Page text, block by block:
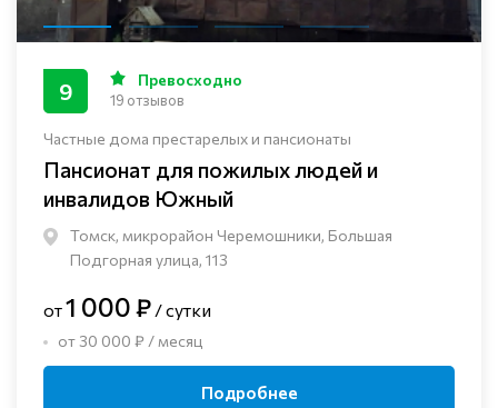
Частные дома престарелых и пансионаты
Пансионат для пожилых людей и
инвалидов Южный
Томск, микрорайон Черемошники, Большая
Подгорная улица, 113
9 Превосходно
19 отзывов
от1 000 ₽ / сутки
от 30 000 ₽ / месяц
Подробнее